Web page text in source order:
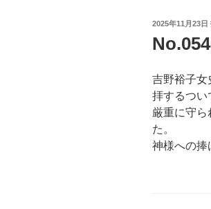
投
日:
2025年11月23日
吉野裕子女
拝するつい
厳重に守
た。
神様への捧